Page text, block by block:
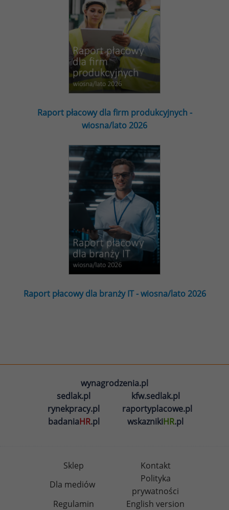
Raport płacowy dla firm produkcyjnych -
wiosna/lato 2026
Raport płacowy dla branży IT - wiosna/lato 2026
wynagrodzenia.pl
sedlak.pl
kfw.sedlak.pl
rynekpracy.pl
raportyplacowe.pl
badaniaHR.pl wskaznikiHR.pl
Sklep
Kontakt
Dla mediów
Polityka
prywatności
Regulamin
English version